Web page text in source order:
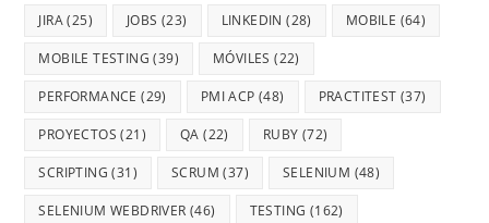
JIRA(25) JOBS (23) LINKEDIN (28) MOBILE (64)
MOBILE TESTING (39) MÓVILES (22)
PERFORMANCE (29) PMI ACP (48) PRACTITEST (37)
PROYECTOS (21) QA (22) RUBY (72)
SCRIPTING (31) SCRUM (37) SELENIUM (48)
SELENIUM WEBDRIVER (46) TESTING (162)